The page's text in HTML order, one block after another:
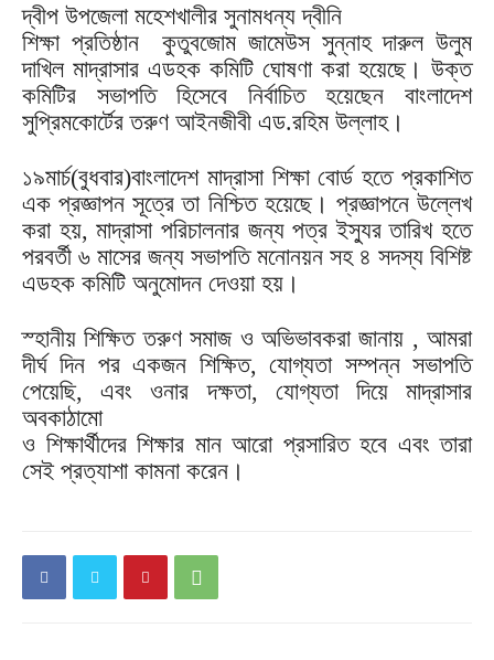
দ্বীপ উপজেলা মহেশখালীর সুনামধন্য দ্বীনি
শিক্ষা প্রতিষ্ঠান কুতুবজোম জামেউস সুন্নাহ দারুল উলুম
দাখিল মাদ্রাসার এডহক কমিটি ঘোষণা করা হয়েছে। উক্ত
কমিটির সভাপতি হিসেবে নির্বাচিত হয়েছেন বাংলাদেশ
সুপ্রিমকোর্টের তরুণ আইনজীবী এড.রহিম উল্লাহ।
১৯মার্চ(বুধবার)বাংলাদেশ মাদ্রাসা শিক্ষা বোর্ড হতে প্রকাশিত
এক প্রজ্ঞাপন সূত্রে তা নিশ্চিত হয়েছে। প্রজ্ঞাপনে উল্লেখ
করা হয়, মাদ্রাসা পরিচালনার জন্য পত্র ইস্যুর তারিখ হতে
পরবর্তী ৬ মাসের জন্য সভাপতি মনোনয়ন সহ ৪ সদস্য বিশিষ্ট
এডহক কমিটি অনুমোদন দেওয়া হয়।
স্হানীয় শিক্ষিত তরুণ সমাজ ও অভিভাবকরা জানায় , আমরা
দীর্ঘ দিন পর একজন শিক্ষিত, যোগ্যতা সম্পন্ন সভাপতি
পেয়েছি, এবং ওনার দক্ষতা, যোগ্যতা দিয়ে মাদ্রাসার
অবকাঠামো
ও শিক্ষার্থীদের শিক্ষার মান আরো প্রসারিত হবে এবং তারা
সেই প্রত্যাশা কামনা করেন।